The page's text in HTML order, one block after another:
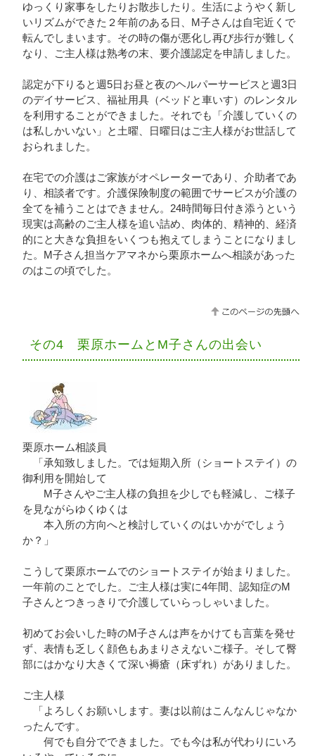
ゆっくり家事をしたりお散歩したり。生活にようやく新し
いリズムができた２年前のある日、M子さんは自宅近くで
転んでしまいます。その時の傷が悪化し再び歩行が難しく
なり、ご主人様は熟考の末、要介護認定を申請しました。
認定が下りると週5日お昼と夜のヘルパーサービスと週3日
のデイサービス、福祉用具（ベッドと車いす）のレンタル
を利用することができました。それでも「介護していくの
は私しかいない」と土曜、日曜日はご主人様がお世話して
おられました。
在宅での介護はご家族がオペレーターであり、介助者であ
り、相談者です。介護保険制度の範囲でサービスが介護の
全てを補うことはできません。24時間毎日付き添うという
現実は高齢のご主人様を追い詰め、肉体的、精神的、経済
的にと大きな負担をいくつも抱えてしまうことになりまし
た。M子さん担当ケアマネから栗原ホームへ相談があった
のはこの頃でした。
その4 栗原ホームとM子さんの出会い
栗原ホーム相談員
「承知致しました。では短期入所（ショートステイ）の
御利用を開始して
М子さんやご主人様の負担を少しでも軽減し、ご様子
を見ながらゆくゆくは
本入所の方向へと検討していくのはいかがでしょう
か？」
こうして栗原ホームでのショートステイが始まりました。
一年前のことでした。ご主人様は実に4年間、認知症のM
子さんとつきっきりで介護していらっしゃいました。
初めてお会いした時のМ子さんは声をかけても言葉を発せ
ず、表情も乏しく顔色もあまりさえないご様子。そして臀
部にはかなり大きくて深い褥瘡（床ずれ）がありました。
ご主人様
「よろしくお願いします。妻は以前はこんなんじゃなか
ったんです。
何でも自分でできました。でも今は私が代わりにいろ